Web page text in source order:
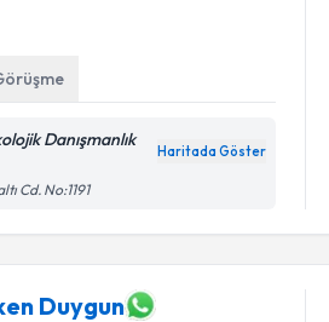
Danışmanlık
Haritada Göster
Cd. No:1191
Duygun